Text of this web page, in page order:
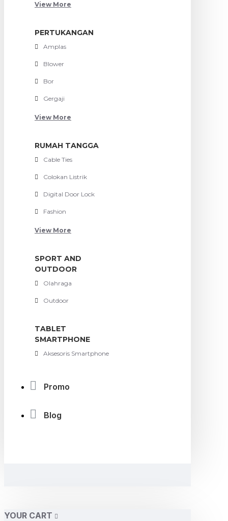
View More
PERTUKANGAN
Amplas
Blower
Bor
Gergaji
View More
RUMAH TANGGA
Cable Ties
Colokan Listrik
Digital Door Lock
Fashion
View More
SPORT AND
OUTDOOR
Olahraga
Outdoor
TABLET
SMARTPHONE
Aksesoris Smartphone
Promo
Blog
YOUR CART